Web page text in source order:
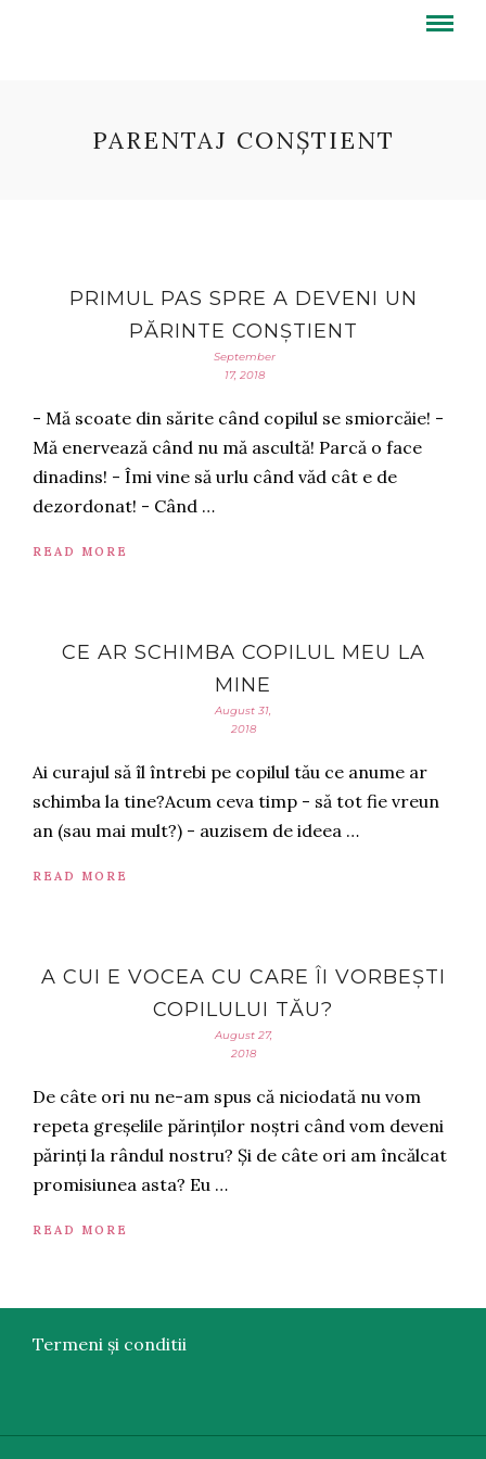
PARENTAJ CONȘTIENT
PRIMUL PAS SPRE A DEVENI UN
PĂRINTE CONȘTIENT
September
17, 2018
- Mă scoate din sărite când copilul se smiorcăie! -
Mă enervează când nu mă ascultă! Parcă o face
dinadins! - Îmi vine să urlu când văd cât e de
dezordonat! - Când …
READ MORE
CE AR SCHIMBA COPILUL MEU LA
MINE
August 31,
2018
Ai curajul să îl întrebi pe copilul tău ce anume ar
schimba la tine?Acum ceva timp - să tot fie vreun
an (sau mai mult?) - auzisem de ideea …
READ MORE
A CUI E VOCEA CU CARE ÎI VORBEȘTI
COPILULUI TĂU?
August 27,
2018
De câte ori nu ne-am spus că niciodată nu vom
repeta greșelile părinților noștri când vom deveni
părinți la rândul nostru? Și de câte ori am încălcat
promisiunea asta? Eu …
READ MORE
Termeni și conditii